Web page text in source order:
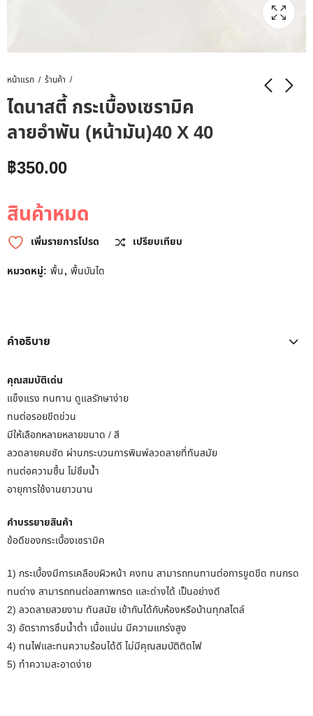
หน้าแรก ร้านค้า
ไดนาสตี้ กระเบื้องเซรามิค
ลายอำพัน (หน้ามัน)40 X 40
฿350.00
สินค้าหมด
เพิ่มรายการโปรด
เปรียบเทียบ
หมวดหมู่: พื้น, พื้นบันได
คำอธิบาย
คุณสมบัติเด่น
แข็งแรง ทนทาน ดูแลรักษาง่าย
ทนต่อรอยขีดข่วน
มีให้เลือกหลายหลายขนาด / สี
ลวดลายคมชัด ผ่านกระบวนการพิมพ์ลวดลายที่ทันสมัย
ทนต่อความชื้น ไม่ซึมน้ำ
อายุการใช้งานยาวนาน
คำบรรยายสินค้า
ข้อดีของกระเบื้องเซรามิค
1) กระเบื้องมีการเคลือบผิวหน้า คงทน สามารถทนทานต่อการขูดขีด ทนกรด
ทนด่าง สามารถทนต่อสภาพกรด และด่างได้ เป็นอย่างดี
2) ลวดลายสวยงาม ทันสมัย เข้ากันได้กับห้องหรือบ้านทุกสไตล์
3) อัตราการซึมน้ำต่ำ เนื้อแน่น มีความแกร่งสูง
4) ทนไฟและทนความร้อนได้ดี ไม่มีคุณสมบัติติดไฟ
5) ทำความสะอาดง่าย